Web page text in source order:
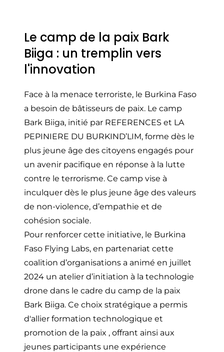
Le camp de la paix Bark
Biiga : un tremplin vers
l'innovation
Face à la menace terroriste, le Burkina Faso
a besoin de bâtisseurs de paix. Le camp
Bark Biiga, initié par REFERENCES et LA
PEPINIERE DU BURKIND’LIM, forme dès le
plus jeune âge des citoyens engagés pour
un avenir pacifique en réponse à la lutte
contre le terrorisme. Ce camp vise à
inculquer dès le plus jeune âge des valeurs
de non-violence, d’empathie et de
cohésion sociale.
Pour renforcer cette initiative, le Burkina
Faso Flying Labs, en partenariat cette
coalition d’organisations a animé en juillet
2024 un atelier d’initiation à la technologie
drone dans le cadre du camp de la paix
Bark Biiga. Ce choix stratégique a permis
d'allier formation technologique et
promotion de la paix , offrant ainsi aux
jeunes participants une expérience